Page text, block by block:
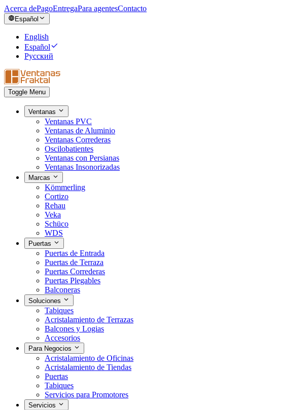
Acerca dePagoEntregaPara agentesContacto
Español
English
Español
Русский
Toggle Menu
Ventanas
Ventanas PVC
Ventanas de Aluminio
Ventanas Correderas
Oscilobatientes
Ventanas con Persianas
Ventanas Insonorizadas
Marcas
Kömmerling
Cortizo
Rehau
Veka
Schüco
WDS
Puertas
Puertas de Entrada
Puertas de Terraza
Puertas Correderas
Puertas Plegables
Balconeras
Soluciones
Tabiques
Acristalamiento de Terrazas
Balcones y Logias
Accesorios
Para Negocios
Acristalamiento de Oficinas
Acristalamiento de Tiendas
Puertas
Tabiques
Servicios para Promotores
Servicios